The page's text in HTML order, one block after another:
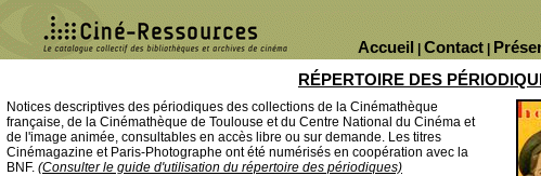
Contact
Accueil
RÉPERTOIRE DES
Notices descriptives des périodiques des collections de la Cinémathèque
française, de la Cinémathèque de Toulouse et du Centre National du Cinéma et
de l'image animée, consultables en accès libre ou sur demande. Les titres
Cinémagazine et Paris-Photographe ont été numérisés en coopération avec la
BNF. (Consulter le guide d'utilisation du répertoire des périodiques)